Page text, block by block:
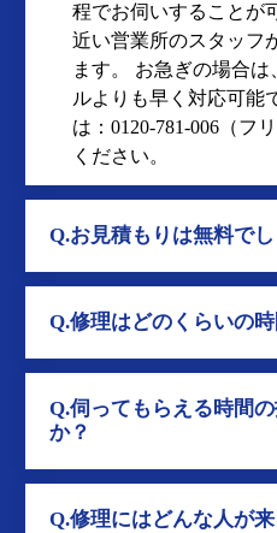
程でお伺いすることが
近い営業所のスタッフ
ます。 お急ぎの場合
ルよりも早く対応可能
は： 0120-781-006 （フ
ください。
Q.お見積もりは無料でし
Q.修理はどのくらいの
Q.伺ってもらえる時間
か？
Q.修理にはどんな人が